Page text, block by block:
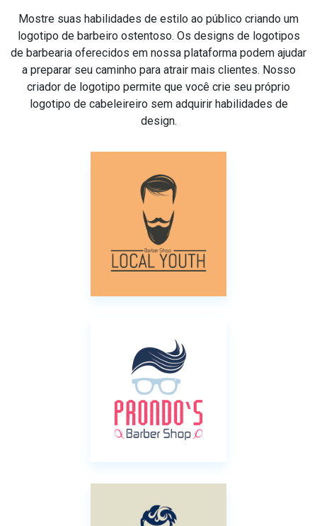
Mostre suas habilidades de estilo ao público criando um
logotipo de barbeiro ostentoso. Os designs de logotipos
de barbearia oferecidos em nossa plataforma podem ajudar
a preparar seu caminho para atrair mais clientes. Nosso
criador de logotipo permite que você crie seu próprio
logotipo de cabeleireiro sem adquirir habilidades de
design.